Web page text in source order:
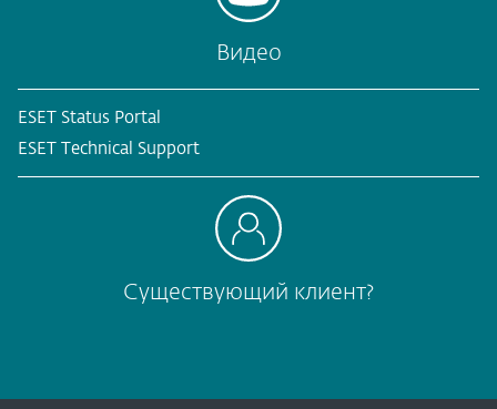
Видео
ESET Status Portal
ESET Technical Support
Существующий клиент?